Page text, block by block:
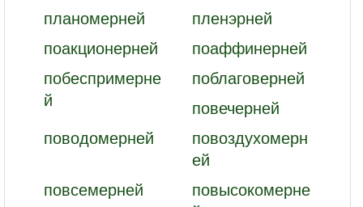
планомерней
пленэрней
поакционерней
поаффинерней
побеспримерне
й
поблаговерней
повечерней
поводомерней
повоздухомерн
ей
повсемерней
повысокомерне